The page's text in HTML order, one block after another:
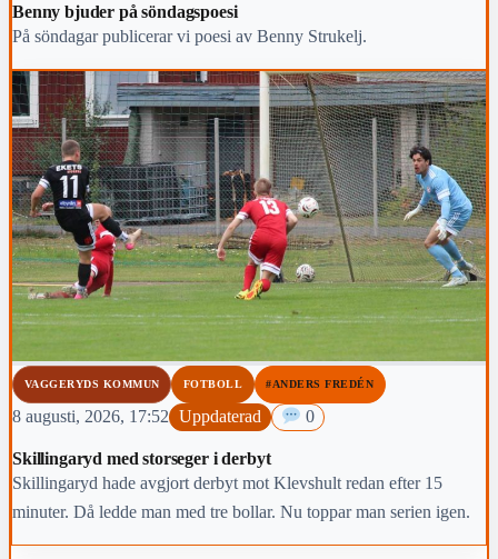
Benny bjuder på söndagspoesi
På söndagar publicerar vi poesi av Benny Strukelj.
VAGGERYDS KOMMUN FOTBOLL #ANDERS FREDÉN
8 augusti, 2026, 17:52 Uppdaterad 0
Skillingaryd med storseger i derbyt
Skillingaryd hade avgjort derbyt mot Klevshult redan efter 15
minuter. Då ledde man med tre bollar. Nu toppar man serien igen.